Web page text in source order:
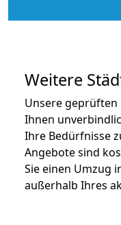
Weitere
Unsere
Ihnen
Ihre Bedürfnisse
Angebote sind
Sie einen Umzug
außerhalb Ihres